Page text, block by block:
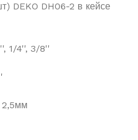
DEKO DH06-2 в кейсе
1/4'', 3/8''
2,5мм